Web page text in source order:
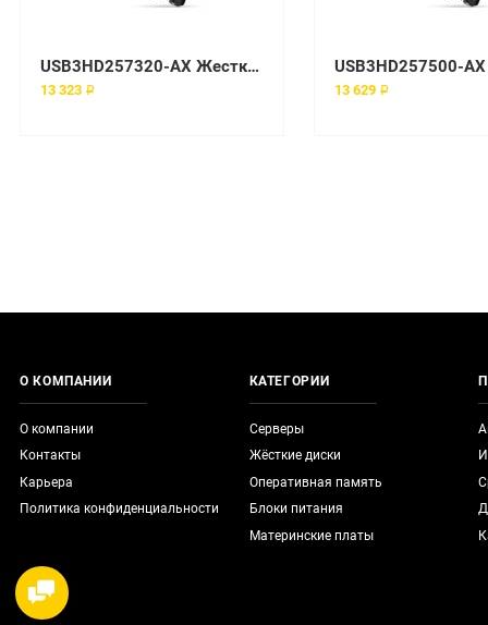
USB3HD257320-AX Жесткий диск Axiom 7200 об/мин
13 323 ₽ 13 629 ₽
О КОМПАНИИ
О компании
Контакты
Карьера
Политика конфиденциальности
КАТЕГОРИИ
Серверы
Жёсткие диски
Оперативная память
Блоки питания
Материнские платы